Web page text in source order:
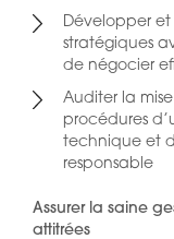
Développer et
stratégiques
de négocier
Auditer la
procédures
technique et
responsable
Assurer la saine
attitrées